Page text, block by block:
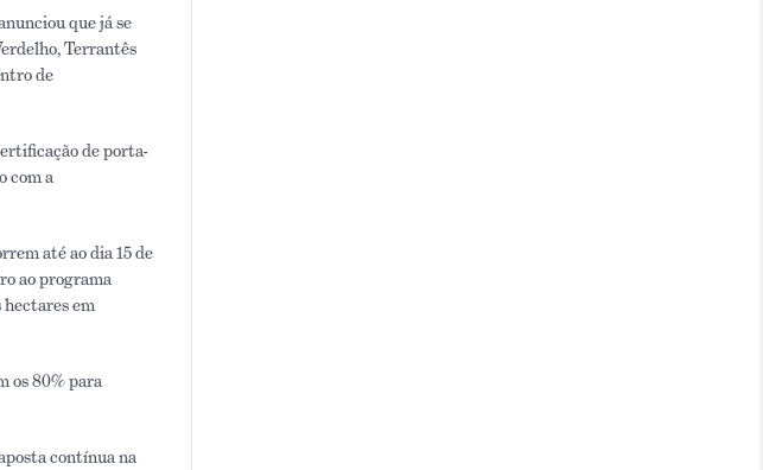
que já se
Terrantês
de
de porta-
com a
até ao dia 15 de
ao programa
hectares em
os 80% para
contínua na